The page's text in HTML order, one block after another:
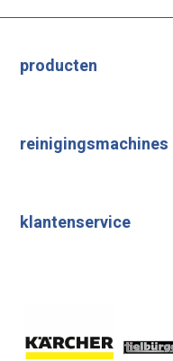
producten
reinigingsmachines
klantenservice